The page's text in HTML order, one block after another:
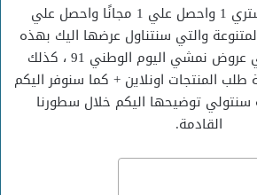
استفيد من عرض اشتري 1 واحصل علي 1 مجانًا واحصل علي
والتي سنتناول عرضها اليك بهذه
التدوينة تحت مسمي عروض نمشي اليوم الوطني 91 ، كذلك
المنتجات اونلاين + كما سنوفر اليكم
توضيحها اليكم خلال سطورنا
القادمة.